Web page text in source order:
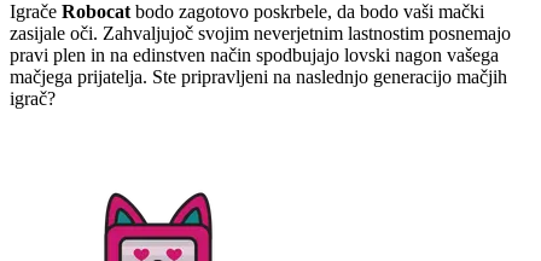
Igrače Robocat bodo zagotovo poskrbele, da bodo vaši mački
zasijale oči. Zahvaljujoč svojim neverjetnim lastnostim posnemajo
pravi plen in na edinstven način spodbujajo lovski nagon vašega
mačjega prijatelja. Ste pripravljeni na naslednjo generacijo mačjih
igrač?